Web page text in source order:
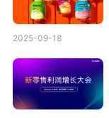
新零售资讯
私域课程
2025-09-18